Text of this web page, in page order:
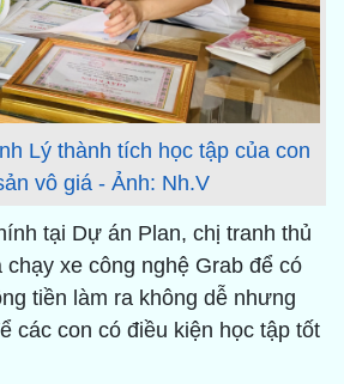
Lý thành tích học tập của con
vô giá - Ảnh: Nh.V
tại Dự án Plan, chị tranh thủ
chạy xe công nghệ Grab để có
tiền làm ra không dễ nhưng
các con có điều kiện học tập tốt